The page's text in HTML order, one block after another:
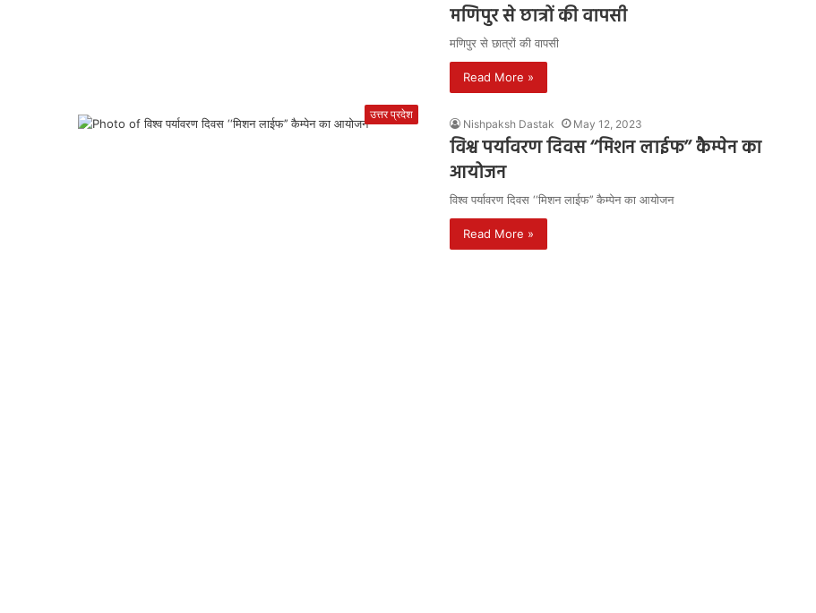
मणिपुर से छात्रों की वापसी
मणिपुर से छात्रों की वापसी
Read More »
उत्तर प्रदेश
Nishpaksh Dastak May 12, 2023
विश्व पर्यावरण दिवस ‘‘मिशन लाईफ’’ कैम्पेन का
आयोजन
विश्व पर्यावरण दिवस ‘‘मिशन लाईफ’’ कैम्पेन का आयोजन
Read More »